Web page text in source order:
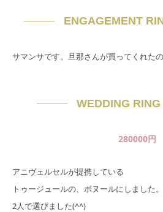
ENGAGEMENT
サマンサです。旦那さんが買ってくれた
WEDDING RING
280000円
アニヴェルセルが提携している
トゥージュールの、ボヌールにしました。
2人で選びました(^^)